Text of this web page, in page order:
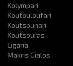
Kolympari
Koutouloufari
Koutsounari
Koutsouras
Ligaria
Makris Gialos